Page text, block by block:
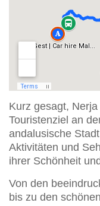
Kurz gesagt,
Touristenziel an
andalusische
Aktivitäten und
ihrer Schönheit
Von den
bis zu den